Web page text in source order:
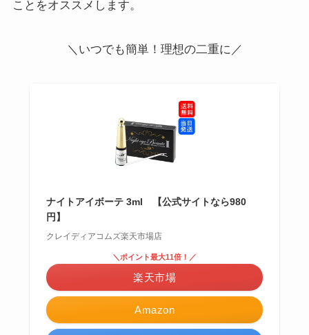
ことをオススメします。
＼いつでも簡単！理想の二重に／
ナイトアイボーテ 3ml 【公式サイトなら980
円】
クレイディアコムズ楽天市場店
Amazon
＼ポイント最大11倍！／
楽天市場